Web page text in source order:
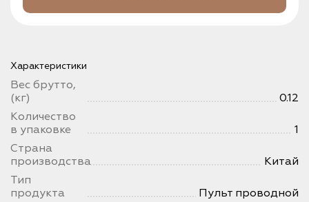
Характеристики
Вес брутто,
(кг)
0.12
Количество
в упаковке
1
Страна
производства
Китай
Тип
продукта
Пульт проводной